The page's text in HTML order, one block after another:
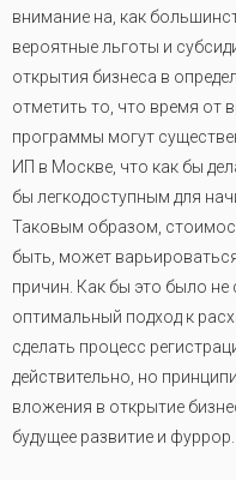
внимание на, как
вероятные льготы и
открытия бизнеса в
отметить то, что время от
программы могут
ИП в Москве, что как бы
бы легкодоступным для
Таковым образом,
быть, может
причин. Как бы это было
оптимальный подход к
сделать процесс
действительно, но
вложения в открытие
будущее развитие и фуррор.